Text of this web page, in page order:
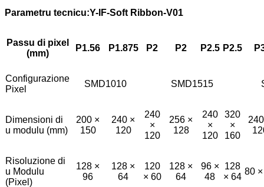
Parametru tecnicu:Y-IF-Soft Ribbon-V01
Passu di pixel
(mm)
P1.56 P1.875 P2 P2 P2.5 P2.5
Configurazione
Pixel
SMD1010 SMD1515
Dimensioni di
u modulu (mm)
200 ×
150
240 ×
120
240
×
120
256 ×
128
240
×
120
320
×
160
Risoluzione di
u Modulu
(Pixel)
128 ×
96
128 ×
64
120
× 60
128 ×
64
96 ×
48
128
× 64
80